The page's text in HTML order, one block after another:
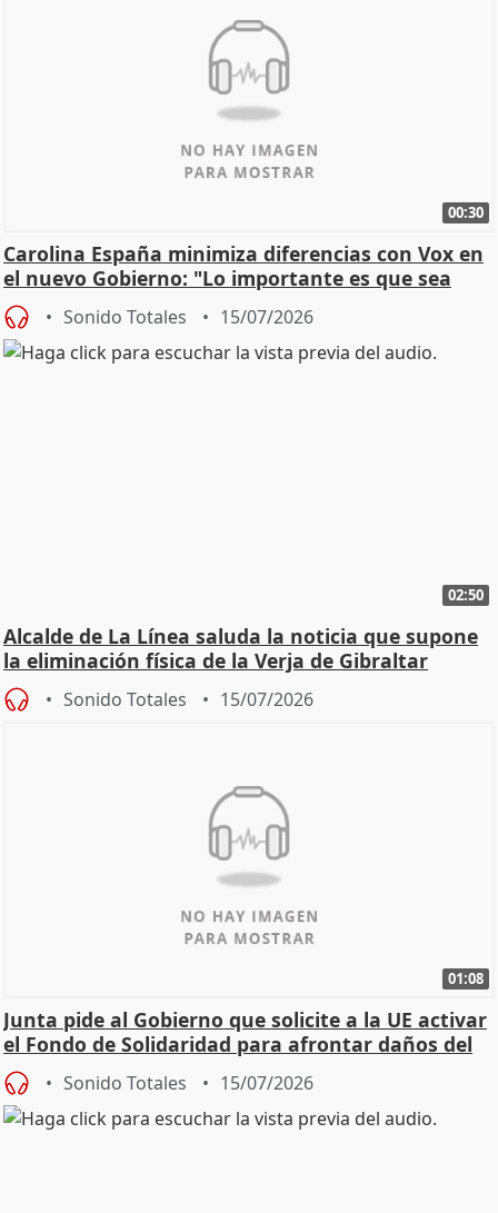
00:30
Carolina España minimiza diferencias con Vox en
el nuevo Gobierno: "Lo importante es que sea
una leg
Sonido Totales 15/07/2026
02:50
Alcalde de La Línea saluda la noticia que supone
la eliminación física de la Verja de Gibraltar
Sonido Totales 15/07/2026
01:08
Junta pide al Gobierno que solicite a la UE activar
el Fondo de Solidaridad para afrontar daños del
Sonido Totales 15/07/2026